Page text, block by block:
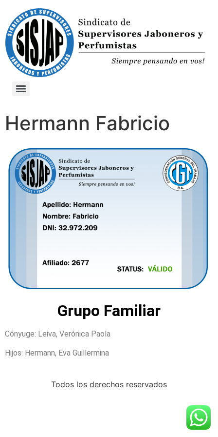
Hermann Fabricio
Grupo Familiar
Cónyuge: Leiva, Verónica Paola
Hijos: Hermann, Eva Guillermina
Todos los derechos reservados